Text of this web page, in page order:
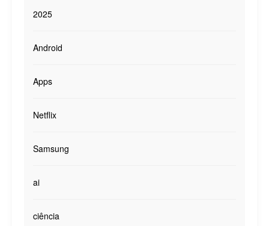
2025
Android
Apps
Netflix
Samsung
ai
ciência